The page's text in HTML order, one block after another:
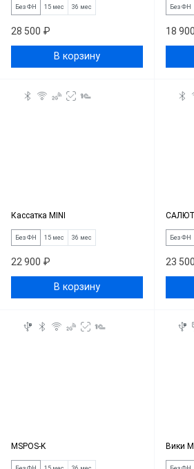
Без ФН 15 мес 36 мес
28 500 ₽
В корзину
Без ФН
18
Кассатка MINI
Без ФН 15 мес 36 мес
22 900 ₽
В корзину
Без ФН
23
MSPOS-K Вики